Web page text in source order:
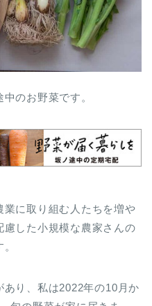
のお野菜です。
に取り組む人たちを増や
した小規模な農家さんの
り、私は2022年の10月か